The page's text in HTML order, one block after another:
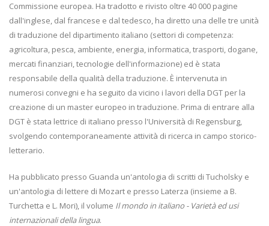
Commissione europea. Ha tradotto e rivisto oltre 40 000 pagine
dall'inglese, dal francese e dal tedesco, ha diretto una delle tre unità
di traduzione del dipartimento italiano (settori di competenza:
agricoltura, pesca, ambiente, energia, informatica, trasporti, dogane,
mercati finanziari, tecnologie dell'informazione) ed è stata
responsabile della qualità della traduzione. È intervenuta in
numerosi convegni e ha seguito da vicino i lavori della DGT per la
creazione di un master europeo in traduzione. Prima di entrare alla
DGT è stata lettrice di italiano presso l'Università di Regensburg,
svolgendo contemporaneamente attività di ricerca in campo storico-
letterario.
Ha pubblicato presso Guanda un'antologia di scritti di Tucholsky e
un'antologia di lettere di Mozart e presso Laterza (insieme a B.
Turchetta e L. Mori), il volume Il mondo in italiano - Varietà ed usi
internazionali della lingua.